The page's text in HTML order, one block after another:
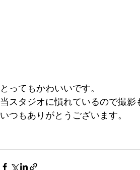
とってもかわいいです。
当スタジオに慣れているので撮影
いつもありがとうございます。